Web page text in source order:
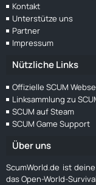
Kontakt
Unterstütze uns
Partner
Impressum
Nützliche Links
Offizielle SCUM
Linksammlung zu
SCUM auf Steam
SCUM Game Support
Über uns
ScumWorld.de ist
das Open-World-